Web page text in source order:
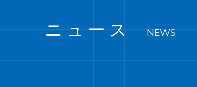
ニュース NEWS